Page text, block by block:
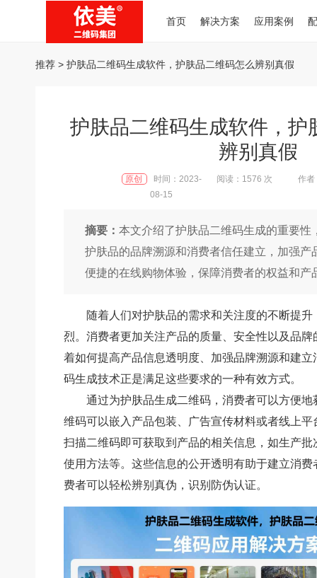
首页 解决方案 应用案例
推荐 > 护肤品二维码生成软件，护肤品二维码怎么辨别真假
护肤品二维码生成软件，护
辨别真假
原创
时间：2023-
08-15
阅读：1576 次 作
摘要： 本文介绍了护肤品二维码生成的重要性
护肤品的品牌溯源和消费者信任建立，加强产
便捷的在线购物体验，保障消费者的权益和产
随着人们对护肤品的需求和关注度的不断提
烈。消费者更加关注产品的质量、安全性以及品
着如何提高产品信息透明度、加强品牌溯源和建
码生成技术正是满足这些要求的一种有效方式。
通过为护肤品生成二维码，消费者可以方便
维码可以嵌入产品包装、广告宣传材料或者线上
扫描二维码即可获取到产品的相关信息，如生产
使用方法等。这些信息的公开透明有助于建立消
费者可以轻松辨别真伪，识别防伪认证。